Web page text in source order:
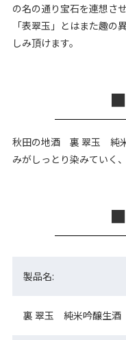
の名の通り宝石を連想さ
「表翠玉」とはまた趣の
しみ頂けます。
秋田の地酒 裏 翠玉 純
みがしっとり染みていく
製品名:
裏 翠玉 純米吟醸生